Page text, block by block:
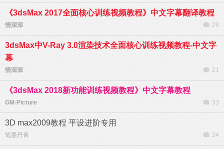
《3dsMax 2017全面核心训练视频教程》中文字幕翻译教程
情深深 28
3dsMax中V-Ray 3.0渲染技术全面核心训练视频教程-中文字
幕
情深深 21
《3dsMax 2018新功能训练视频教程》中文字幕教程
GM-Picture 33
3D max2009教程 平设进阶专用
笔墨丹青 24